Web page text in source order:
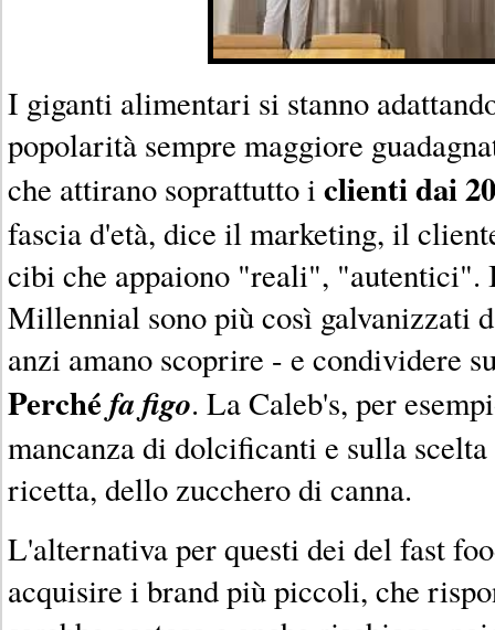
I giganti alimentari si stanno
popolarità sempre maggiore
che attirano soprattutto iclienti dai
fascia d'età, dice il marketing, il
cibi che appaiono "reali", "autentici".
Millennial sono più così galvanizzati
anzi amano scoprire - e condividere
Perché fa figo. La Caleb's, per
mancanza di dolcificanti e sulla
ricetta, dello zucchero di canna.
L'alternativa per questi dei del fast
acquisire i brand più piccoli, che